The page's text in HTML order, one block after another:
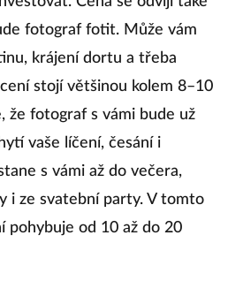
fotograf fotit. Může vám
krájení dortu a třeba
stojí většinou kolem 8–10
že fotograf s vámi bude už
vaše líčení, česání i
s vámi až do večera,
i ze svatební party. V tomto
pohybuje od 10 až do 20